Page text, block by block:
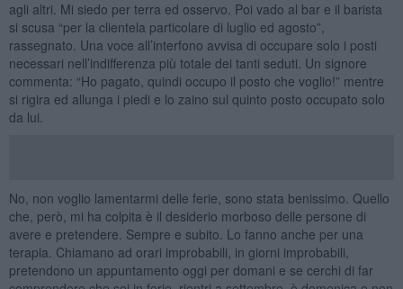
agli altri. Mi siedo per terra ed osservo. Poi vado al bar e il barista
si scusa “per la clientela particolare di luglio ed agosto”,
rassegnato. Una voce all’interfono avvisa di occupare solo i posti
necessari nell’indifferenza più totale dei tanti seduti. Un signore
commenta: “Ho pagato, quindi occupo il posto che voglio!” mentre
si rigira ed allunga i piedi e lo zaino sul quinto posto occupato solo
da lui.
No, non voglio lamentarmi delle ferie, sono stata benissimo. Quello
che, però, mi ha colpita è il desiderio morboso delle persone di
avere e pretendere. Sempre e subito. Lo fanno anche per una
terapia. Chiamano ad orari improbabili, in giorni improbabili,
pretendono un appuntamento oggi per domani e se cerchi di far